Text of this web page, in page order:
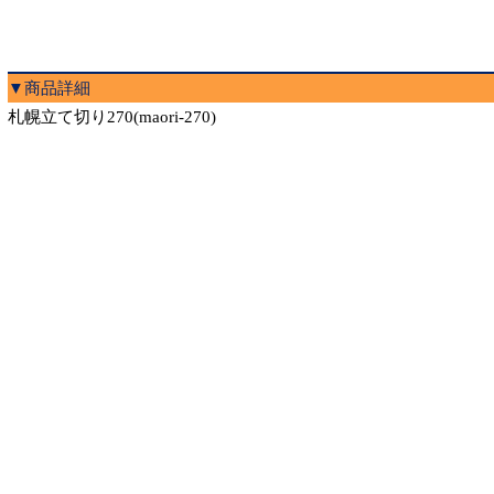
▼商品詳細
札幌立て切り270(maori-270)